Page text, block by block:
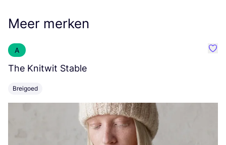
Meer merken
A
The Knitwit Stable
Breigoed